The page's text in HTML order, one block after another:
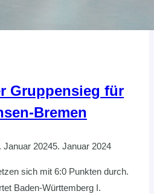
Gruppensieg für
Bremen
Januar 20245. Januar 2024
sich mit 6:0 Punkten durch.
Baden-Württemberg I.